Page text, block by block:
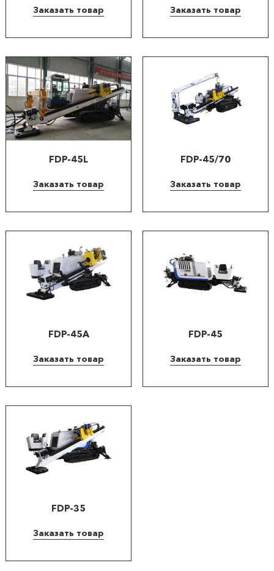
Заказать товар Заказать товар
FDP-45L
Заказать товар
FDP-45/70
Заказать товар
FDP-45A
Заказать товар
FDP-45
Заказать товар
FDP-35
Заказать товар